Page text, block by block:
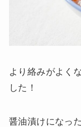
より絡みがよく
した！
醤油漬けになっ